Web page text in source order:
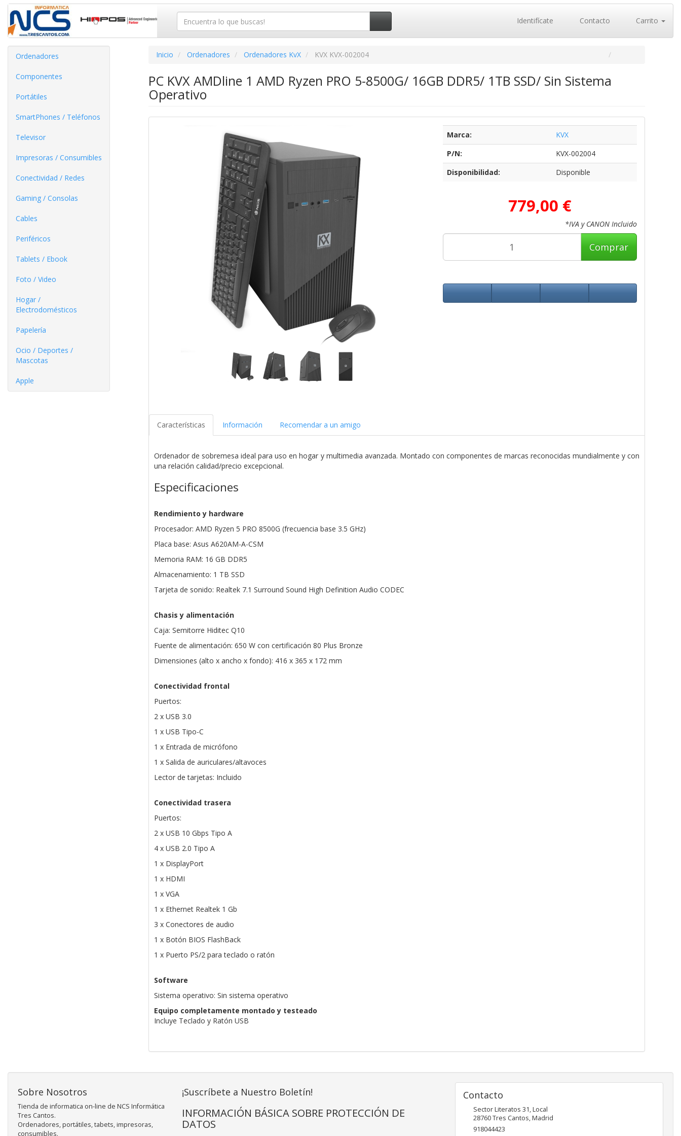
Identifícate Contacto Carrito
Ordenadores
Componentes
Portátiles
SmartPhones / Teléfonos
Televisor
Impresoras / Consumibles
Conectividad / Redes
Gaming / Consolas
Cables
Periféricos
Tablets / Ebook
Foto / Video
Hogar /
Electrodomésticos
Papelería
Ocio / Deportes /
Mascotas
Apple
Inicio Ordenadores Ordenadores KvX KVX KVX-002004
PC KVX AMDline 1 AMD Ryzen PRO 5-8500G/ 16GB DDR5/ 1TB SSD/ Sin Sistema
Operativo
Marca:
KVX
P/N:
KVX-002004
Disponibilidad:
Disponible
779,00 €
*IVA y CANON Incluido
Comprar
Características Información Recomendar a un amigo
Ordenador de sobremesa ideal para uso en hogar y multimedia avanzada. Montado con componentes de marcas reconocidas mundialmente y con
una relación calidad/precio excepcional.
Especificaciones
Rendimiento y hardware
Procesador: AMD Ryzen 5 PRO 8500G (frecuencia base 3.5 GHz)
Placa base: Asus A620AM-A-CSM
Memoria RAM: 16 GB DDR5
Almacenamiento: 1 TB SSD
Tarjeta de sonido: Realtek 7.1 Surround Sound High Definition Audio CODEC
Chasis y alimentación
Caja: Semitorre Hiditec Q10
Fuente de alimentación: 650 W con certificación 80 Plus Bronze
Dimensiones (alto x ancho x fondo): 416 x 365 x 172 mm
Conectividad frontal
Puertos:
2 x USB 3.0
1 x USB Tipo-C
1 x Entrada de micrófono
1 x Salida de auriculares/altavoces
Lector de tarjetas: Incluido
Conectividad trasera
Puertos:
2 x USB 10 Gbps Tipo A
4 x USB 2.0 Tipo A
1 x DisplayPort
1 x HDMI
1 x VGA
1 x Ethernet Realtek 1 Gb
3 x Conectores de audio
1 x Botón BIOS FlashBack
1 x Puerto PS/2 para teclado o ratón
Software
Sistema operativo: Sin sistema operativo
Equipo completamente montado y testeado
Incluye Teclado y Ratón USB
Sobre Nosotros
Tienda de informatica on-line de NCS Informática
Tres Cantos.
Ordenadores, portátiles, tabets, impresoras,
consumibles.
¡Suscríbete a Nuestro Boletín!
INFORMACIÓN BÁSICA SOBRE PROTECCIÓN DE
DATOS
Contacto
Sector Literatos 31, Local
28760Tres Cantos,Madrid
918044423